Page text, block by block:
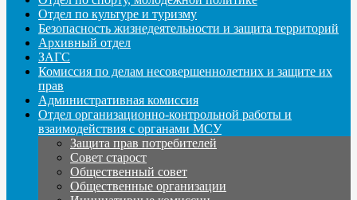
Отдел по культуре и туризму
Безопасность жизнедеятельности и защита территорий
Архивный отдел
ЗАГС
Комиссия по делам несовершеннолетних и защите их
прав
Административная комиссия
Отдел организационно-контрольной работы и
взаимодействия с органами МСУ
Защита прав потребителей
Совет старост
Общественный совет
Общественные организации